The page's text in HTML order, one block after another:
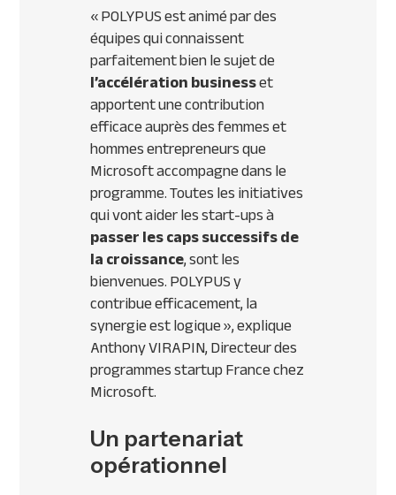
«POLYPUS est animé par des
équipes qui connaissent
parfaitement bien le sujet de
l’accélération businesset
apportent une contribution
efficace auprès des femmes et
hommes entrepreneurs que
Microsoft accompagne dans le
programme. Toutes les initiatives
qui vont aider les start-ups à
passer les caps successifs de
la croissance, sont les
bienvenues. POLYPUS y
contribue efficacement, la
synergie est logique», explique
Anthony VIRAPIN, Directeur des
programmes startup France chez
Microsoft.
Un partenariat
opérationnel